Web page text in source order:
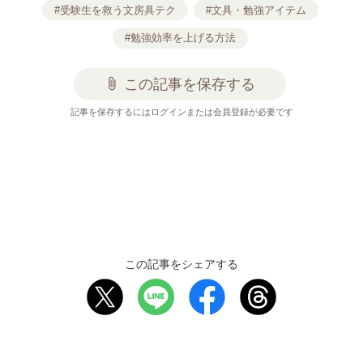
#受験生を救う文房具テク #文具・勉強アイテム
#勉強効率を上げる方法
attach_file この記事を保存する
記事を保存するにはログインまたは会員登録が必要です
この記事をシェアする